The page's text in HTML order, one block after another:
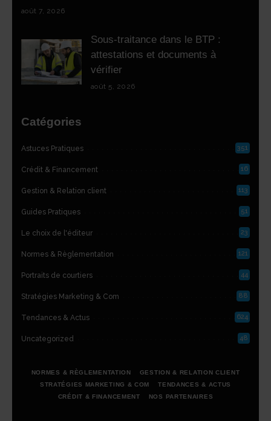
août 7, 2026
Sous-traitance dans le BTP :
attestations et documents à
vérifier
août 5, 2026
Catégories
Astuces Pratiques 351
Crédit & Financement 16
Gestion & Relation client 113
Guides Pratiques 51
Le choix de l'éditeur 23
Normes & Règlementation 121
Portraits de courtiers 44
Stratégies Marketing & Com 88
Tendances & Actus 624
Uncategorized 48
NORMES & RÈGLEMENTATION
GESTION & RELATION CLIENT
STRATÉGIES MARKETING & COM
TENDANCES & ACTUS
CRÉDIT & FINANCEMENT
NOS PARTENAIRES